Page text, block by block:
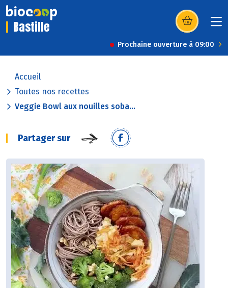
Bastille (s’ouvre dans
Prochaine ouverture à 09:00
Accueil
Toutes nos recettes
Veggie Bowl aux nouilles soba...
Partager sur